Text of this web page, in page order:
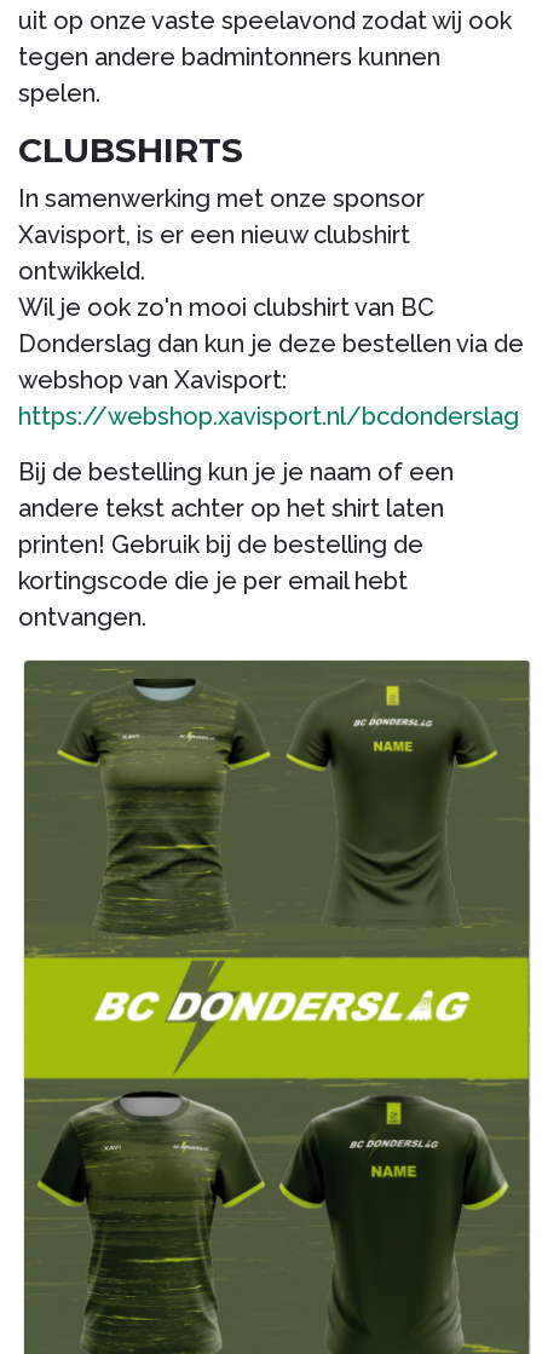
uit op onze vaste speelavond zodat wij ook
tegen andere badmintonners kunnen
spelen.
CLUBSHIRTS
In samenwerking met onze sponsor
Xavisport, is er een nieuw clubshirt
ontwikkeld.
Wil je ook zo'n mooi clubshirt van BC
Donderslag dan kun je deze bestellen via de
webshop van Xavisport:
https://webshop.xavisport.nl/bcdonderslag
Bij de bestelling kun je je naam of een
andere tekst achter op het shirt laten
printen! Gebruik bij de bestelling de
kortingscode die je per email hebt
ontvangen.